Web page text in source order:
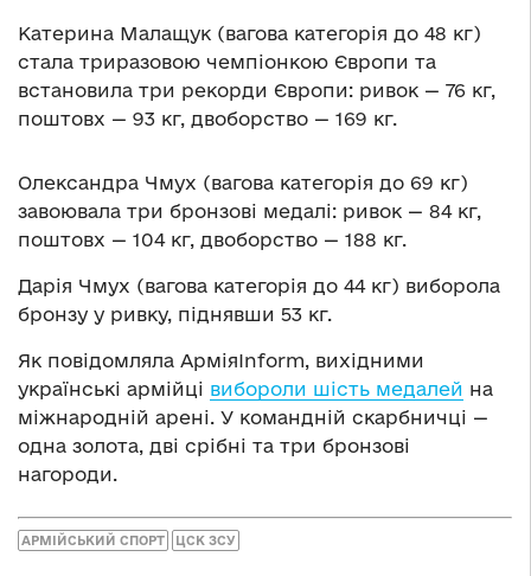
Катерина Малащук (вагова категорія до 48 кг)
стала триразовою чемпіонкою Європи та
встановила три рекорди Європи: ривок — 76 кг,
поштовх — 93 кг, двоборство — 169 кг.
Олександра Чмух (вагова категорія до 69 кг)
завоювала три бронзові медалі: ривок — 84 кг,
поштовх — 104 кг, двоборство — 188 кг.
Дарія Чмух (вагова категорія до 44 кг) виборола
бронзу у ривку, піднявши 53 кг.
Як повідомляла АрміяInform, вихідними
українські армійці вибороли шість медалей на
міжнародній арені. У командній скарбничці —
одна золота, дві срібні та три бронзові
нагороди.
АРМІЙСЬКИЙ СПОРТ ЦСК ЗСУ